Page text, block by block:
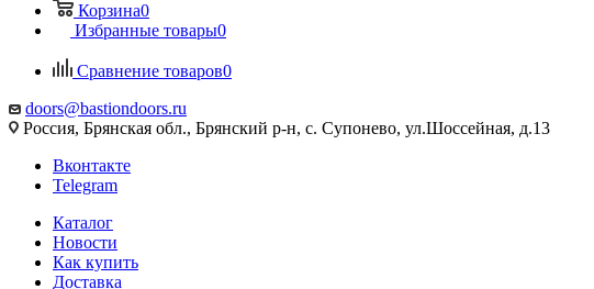
Корзина0
Избранные товары0
Сравнение товаров0
doors@bastiondoors.ru
Россия, Брянская обл., Брянский р-н, с. Супонево, ул.Шоссейная, д.13
Вконтакте
Telegram
Каталог
Новости
Как купить
Доставка